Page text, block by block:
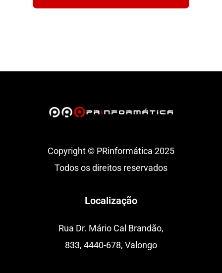
Copyright © PRinformática 2025
Todos os direitos reservados
Localização
Rua Dr. Mário Cal Brandão,
833, 4440-678, Valongo